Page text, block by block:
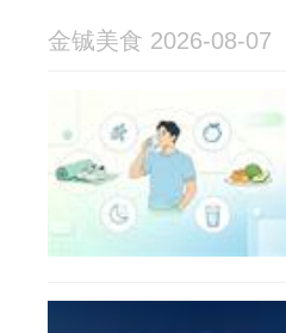
金铖美食 2026-08-07